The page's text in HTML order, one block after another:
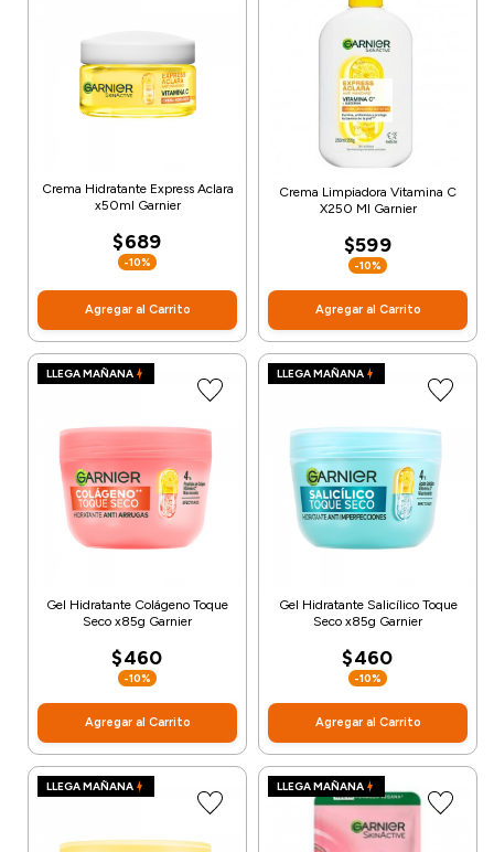
Crema Hidratante Express Aclara
x50ml Garnier
$689
-10%
Agregar al Carrito
Crema Limpiadora Vitamina C
X250 Ml Garnier
$599
-10%
Agregar al Carrito
LLEGA MAÑANA
Gel Hidratante Colágeno Toque
Seco x85g Garnier
$460
-10%
Agregar al Carrito
LLEGA MAÑANA
Gel Hidratante Salicílico Toque
Seco x85g Garnier
$460
-10%
Agregar al Carrito
LLEGA MAÑANA LLEGA MAÑANA